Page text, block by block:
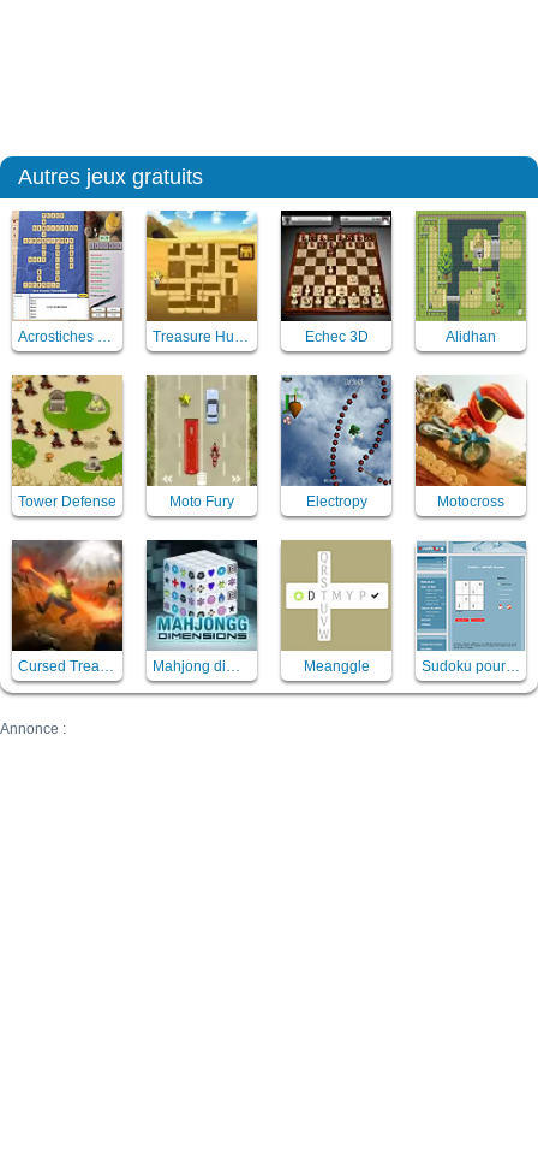
Autres jeux gratuits
Acrostiches & Acroscore Treasure Hunt Neon Echec 3D Alidhan
Tower Defense Moto Fury Electropy Motocross
Cursed Treasure Mahjong dimensions 3D Meanggle Sudoku pour enfant